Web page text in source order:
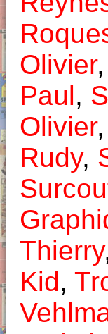
Olivier,
Paul,
Olivier,
Rudy,
Thierry
Kid,